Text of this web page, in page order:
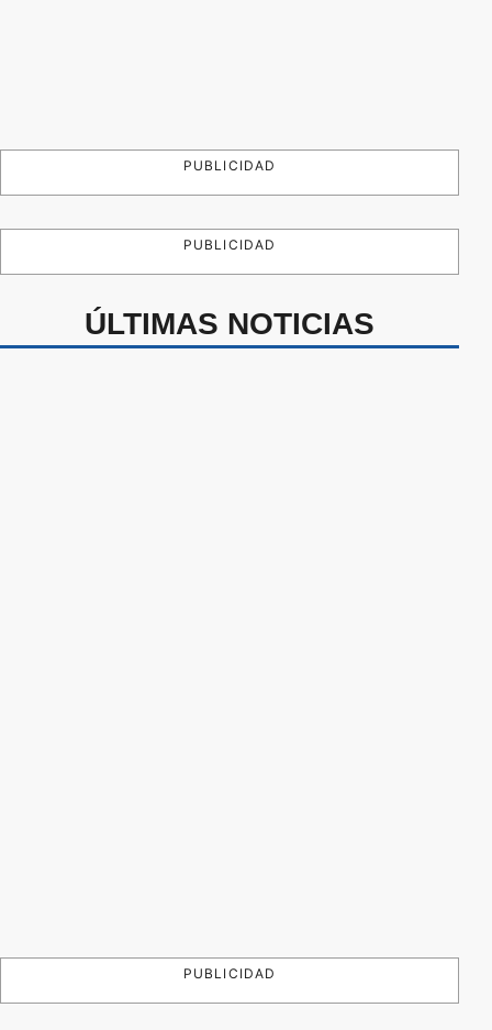
PUBLICIDAD
PUBLICIDAD
ÚLTIMAS NOTICIAS
PUBLICIDAD